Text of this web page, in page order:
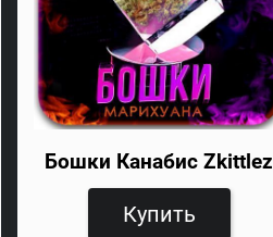
Бошки Канабис Zkittlez
Купить